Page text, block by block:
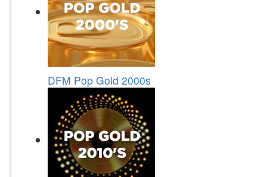
DFM Pop Gold 2000s